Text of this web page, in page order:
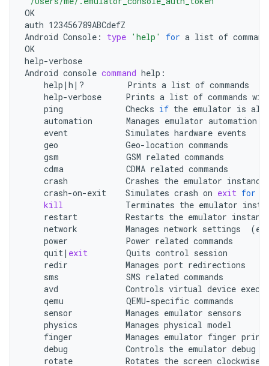
OK
auth 123456789ABCdefZ
Android Console: type 'help' for a list of
OK
help-verbose
Android console command
help | h | ? Prints a list of
help-verbose
Prints a list of commands
ping
Checks if the emulator is
automation
Manages emulator
event
Simulates hardware
geo
Geo-location
gsm
GSM related
cdma
CDMA related
crash
Crashes the emulator
crash-on-exit
Simulates crash on exit for
kill
Terminates the emulator
restart
Restarts the emulator
network
Manages network settings (
power
Power related
quit| exit Quits control
redir
Manages port
sms
SMS related
avd
Controls virtual device
qemu
QEMU-specific
sensor
Manages emulator
physics
Manages physical
finger
Manages emulator finger
debug
Controls the emulator debug
rotate
Rotates the screen clockwise